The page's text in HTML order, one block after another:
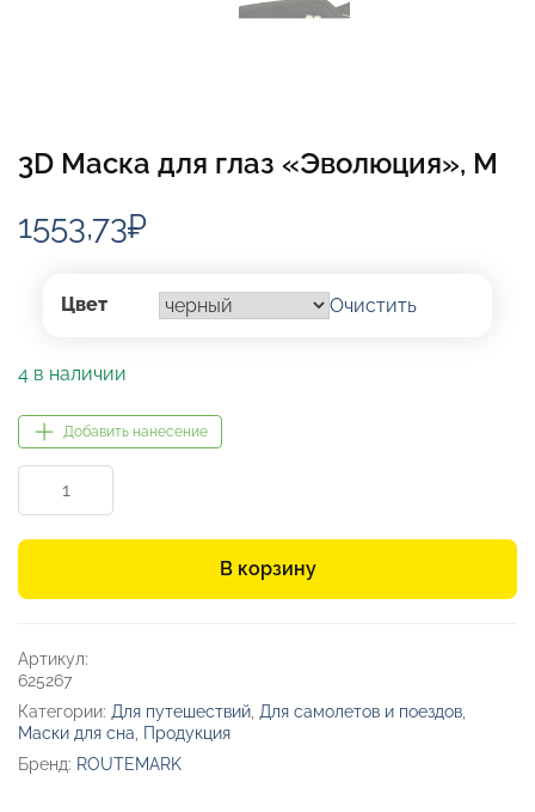
3D Маска для глаз «Эволюция», M
1553,73₽
Цвет Очистить
4 в наличии
Добавить нанесение
Количество
товара
3D
Маска
глаз
В корзину
Артикул:
625267
Категории: Для путешествий Для самолетов и поездов
Маски для сна
Продукция
Бренд: ROUTEMARK